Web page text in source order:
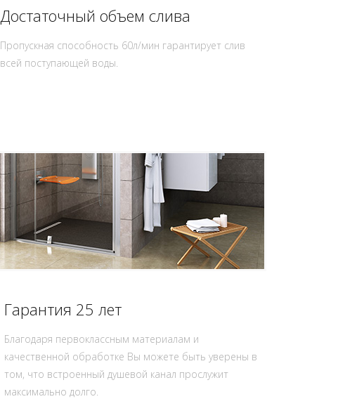
Достаточный объем слива
Пропускная способность 60л/мин гарантирует слив
всей поступающей воды.
Гарантия 25 лет
Благодаря первоклассным материалам и
качественной обработке Вы можете быть уверены в
том, что встроенный душевой канал прослужит
максимально долго.